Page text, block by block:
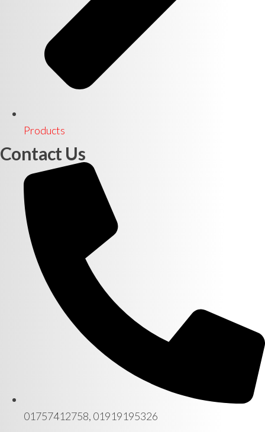
Products
Contact Us
01757412758, 01919195326